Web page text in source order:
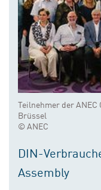
Teilnehmer der ANEC
Brüssel
© ANEC
DIN-
Assembly